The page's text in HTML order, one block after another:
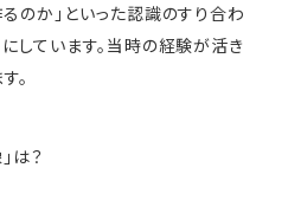
のか」といった認識のすり合わ
しています。当時の経験が活き
。
は？